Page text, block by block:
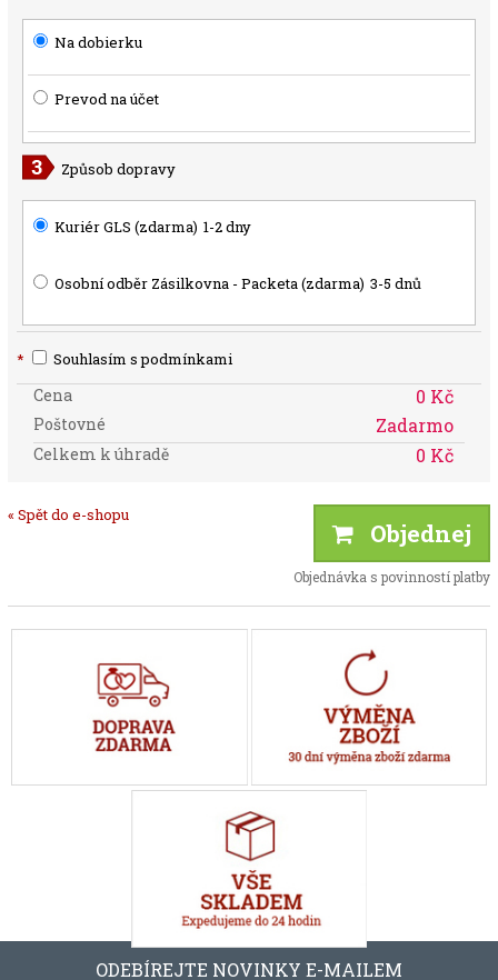
Na dobierku
Prevod na účet
Způsob dopravy
Kuriér GLS (zdarma) 1-2 dny
Osobní odběr Zásilkovna - Packeta (zdarma) 3-5 dnů
* Souhlasím s podmínkami
Cena 0 Kč
Poštovné Zadarmo
Celkem k úhradě 0 Kč
« Spět do e-shopu
Objednej
Objednávka s povinností platby
ODEBÍREJTE NOVINKY E-MAILEM